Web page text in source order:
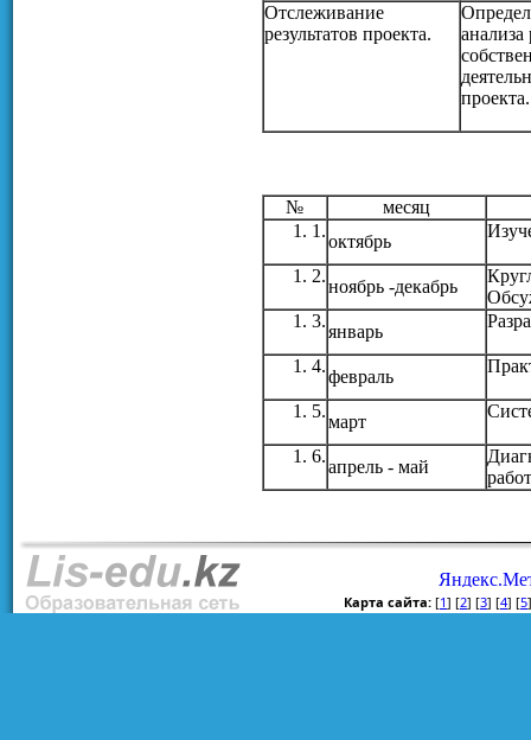
Отслеживание
результатов проекта.
анализа
проекта.
№
месяц
1.
октябрь
2.
ноябрь -декабрь
3.
январь
4.
февраль
5.
март
6.
апрель - май
Карта сайта: [1] [2] [3] [4] [5